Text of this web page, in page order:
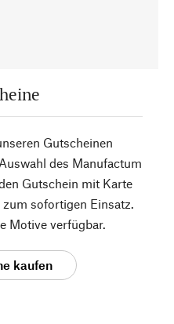
Gutscheinen
des Manufactum
Gutschein mit Karte
sofortigen Einsatz.
Motive verfügbar.
kaufen